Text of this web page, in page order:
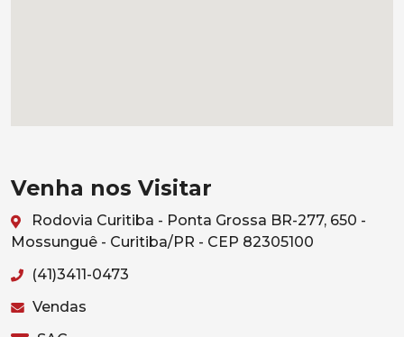
Venha nos Visitar
Rodovia Curitiba - Ponta Grossa BR-277, 650 -
Mossunguê - Curitiba/PR - CEP 82305100
(41)3411-0473
Vendas